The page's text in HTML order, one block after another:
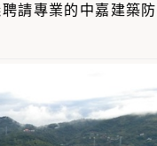
請專業的中嘉建築